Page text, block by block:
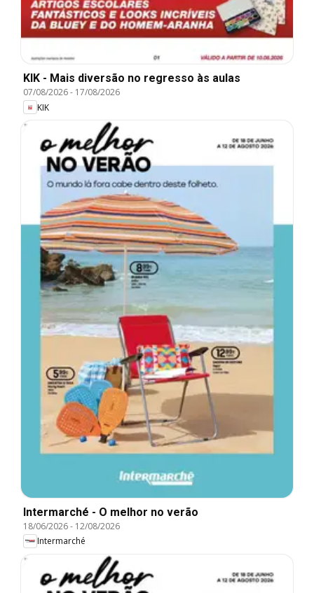
KIK - Mais diversão no regresso às aulas
07/08/2026- 17/08/2026
KIK
Intermarché - O melhor no verão
18/06/2026- 12/08/2026
Intermarché